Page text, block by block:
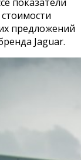
предложений
Jaguar.